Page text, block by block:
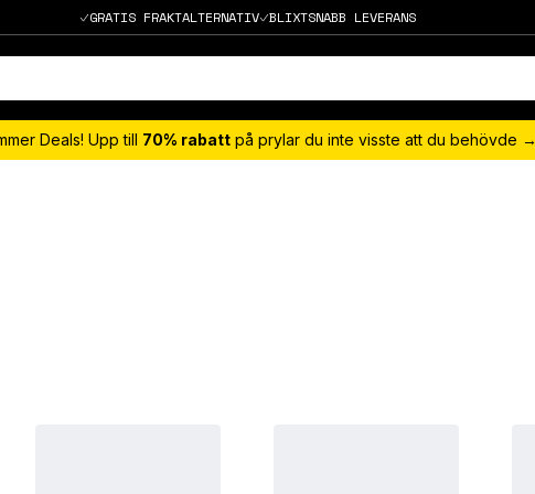
GRATIS FRAKTALTERNATIV BLIXTSNABB LEVERANS
Deals! Upp till 70% rabatt på prylar du inte visste att du behövde →